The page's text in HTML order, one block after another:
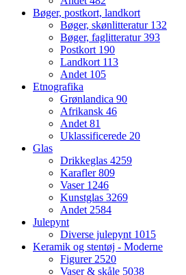
Bøger, postkort, landkort
Bøger, skønlitteratur 132
Bøger, faglitteratur393
Postkort 190
Landkort 113
Andet 105
Etnografika
Grønlandica 90
Afrikansk 46
Andet81
Uklassificerede 20
Glas
Drikkeglas 4259
Karafler809
Vaser 1246
Kunstglas 3269
Andet2584
Julepynt
Diverse julepynt 1015
Keramik og stentøj - Moderne
Figurer2520
Vaser & skåle 5038